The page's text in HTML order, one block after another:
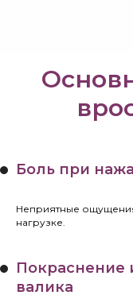
Боль при
Неприятные
нагрузке.
Покраснение
валика